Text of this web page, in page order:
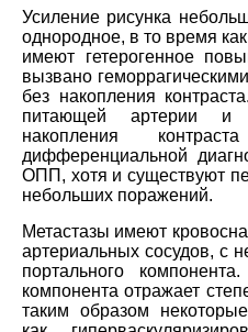
Усиление рисунка
однородное, в то время
имеют гетерогенное
вызвано
без накопления
питающей артерии и
накопления
дифференциальной
ОПП, хотя и существуют
небольших поражений.
Метастазы имеют
артериальных сосудов, с
портального
компонента отражает
таким образом